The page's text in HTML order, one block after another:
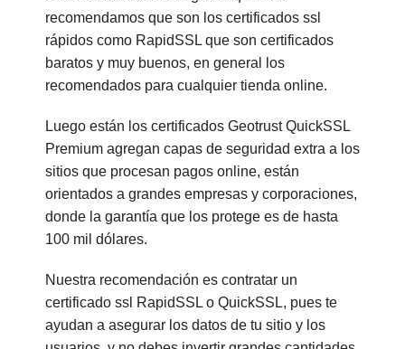
recomendamos que son los certificados ssl
rápidos como RapidSSL que son certificados
baratos y muy buenos, en general los
recomendados para cualquier tienda online.
Luego están los certificados Geotrust QuickSSL
Premium agregan capas de seguridad extra a los
sitios que procesan pagos online, están
orientados a grandes empresas y corporaciones,
donde la garantía que los protege es de hasta
100 mil dólares.
Nuestra recomendación es contratar un
certificado ssl RapidSSL o QuickSSL, pues te
ayudan a asegurar los datos de tu sitio y los